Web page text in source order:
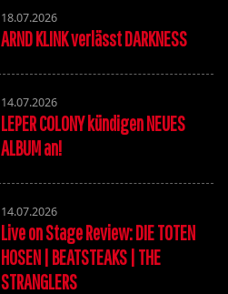
18.07.2026
ARND KLINK verlässt DARKNESS
14.07.2026
LEPER COLONY kündigen NEUES
ALBUM an!
14.07.2026
Live on Stage Review: DIE TOTEN
HOSEN | BEATSTEAKS | THE
STRANGLERS